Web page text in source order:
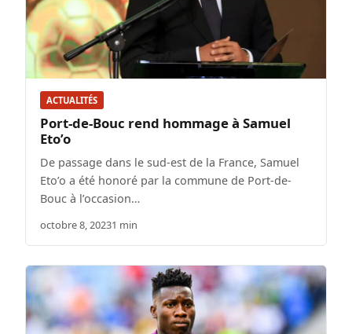
ACTUALITÉS
Port-de-Bouc rend hommage à Samuel
Eto’o
De passage dans le sud-est de la France, Samuel
Eto’o a été honoré par la commune de Port-de-
Bouc à l’occasion…
octobre 8, 20231 min